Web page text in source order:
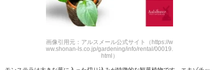
画像引用元：アルスメール公式サイト（https://w
ww.shonan-ls.co.jp/gardening/info/rental/00019.
html）